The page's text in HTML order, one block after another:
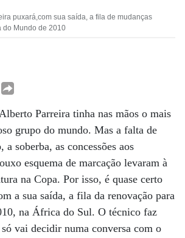
puxará,com sua saída, a fila de mudanças
do Mundo de 2010
Parreira tinha nas mãos o mais
grupo do mundo. Mas a falta de
a soberba, as concessões aos
esquema de marcação levaram à
na Copa. Por isso, é quase certo
a sua saída, a fila da renovação para
na África do Sul. O técnico faz
vai decidir numa conversa com o